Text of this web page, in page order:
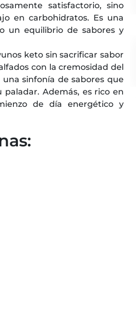
satisfactorio, sino
en carbohidratos. Es una
un equilibrio de sabores y
keto sin sacrificar sabor
con la cremosidad del
sinfonía de sabores que
Además, es rico en
de día energético y